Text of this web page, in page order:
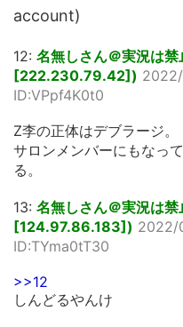
account)
12: 名無しさん＠実況は
[222.230.79.42])
ID:VPpf4K0t0
Z李の正体はデブラージ。
サロンメンバーにもなっ
る。
13: 名無しさん＠実況は
[124.97.86.183]) 2022/
ID:TYma0tT30
>>12
しんどるやんけ